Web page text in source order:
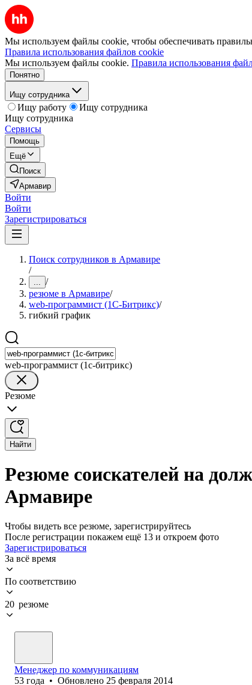
Мы используем файлы cookie, чтобы обеспечивать
Правила использования файлов cookie
Мы используем файлы cookie. Правила использования
Понятно
Ищу сотрудника
Ищу работу
Ищу сотрудника
Ищу сотрудника
Сервисы
Помощь
Ещё
Поиск
Армавир
Войти
Войти
Зарегистрироваться
Поиск сотрудников в Армавире
/
... /
резюме в Армавире/
web-программист (1С-Битрикс)/
гибкий график
web-программист (1с-битрикс)
Резюме
Найти
Резюме соискателей на
Армавире
Чтобы видеть все резюме, зарегистрируйтесь
После регистрации покажем ещё 13 и откроем фото
Зарегистрироваться
За всё время
По соответствию
20 резюме
Менеджер по коммуникациям
53 года • Обновлено 25 февраля 2014